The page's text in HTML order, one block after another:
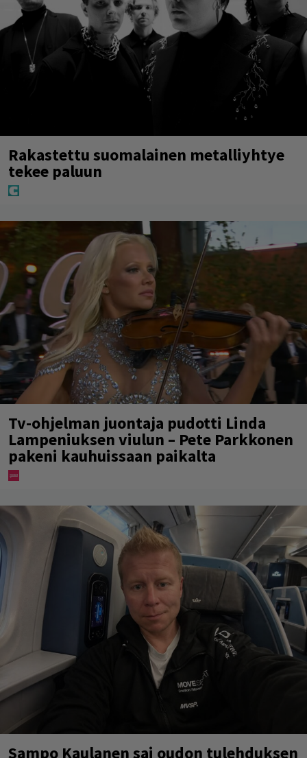
Rakastettu suomalainen metalliyhtye
tekee paluun
Tv-ohjelman juontaja pudotti Linda
Lampeniuksen viulun – Pete Parkkonen
pakeni kauhuissaan paikalta
Sampo Kaulanen sai oudon tulehduksen